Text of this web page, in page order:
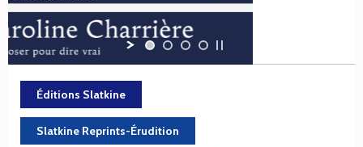
Éditions Slatkine
Slatkine Reprints-Érudition